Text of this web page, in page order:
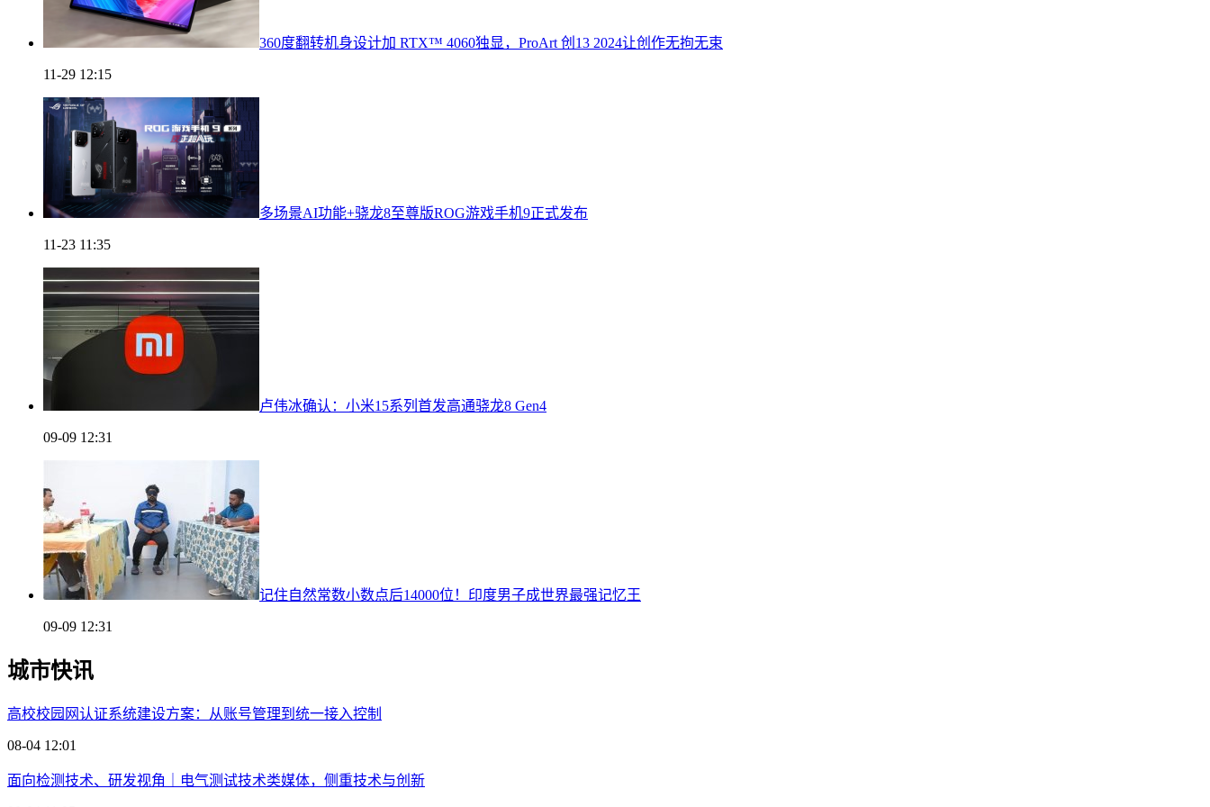
360度翻转机身设计加 RTX™ 4060独显，ProArt 创13 2024让创作无拘无束
11-29 12:15
多场景AI功能+骁龙8至尊版ROG游戏手机9正式发布
11-23 11:35
卢伟冰确认：小米15系列首发高通骁龙8 Gen4
09-09 12:31
记住自然常数小数点后14000位！印度男子成世界最强记忆王
09-09 12:31
城市快讯
高校校园网认证系统建设方案：从账号管理到统一接入控制
08-04 12:01
面向检测技术、研发视角｜电气测试技术类媒体，侧重技术与创新